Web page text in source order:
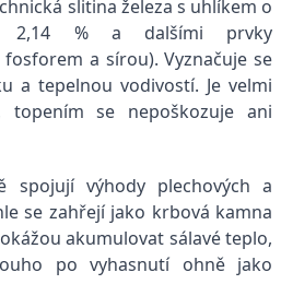
slitina železa s uhlíkem o
2,14 % a dalšími prvky
a sírou). Vyznačuje se
a tepelnou vodivostí. Je velmi
topením se nepoškozuje ani
spojují výhody plechových a
se zahřejí jako krbová kamna
akumulovat sálavé teplo,
po vyhasnutí ohně jako